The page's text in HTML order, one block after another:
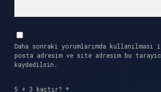
Daha sonraki yorumlarımda kullanılması
posta adresim ve site adresim bu
kaydedilsin.
5 + 3 kaçtır? *